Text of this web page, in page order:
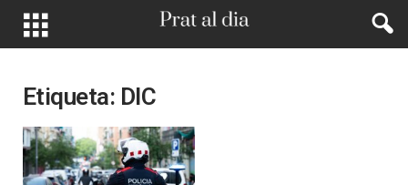
Etiqueta: DIC